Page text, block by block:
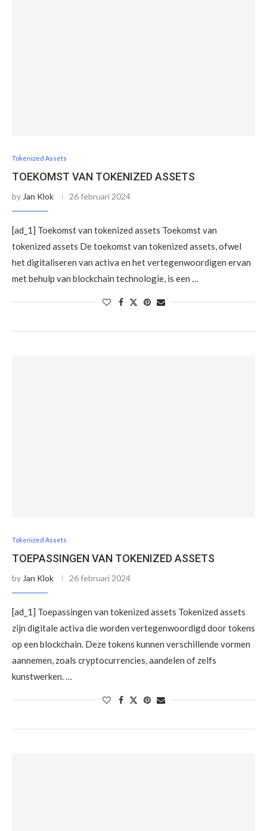
Tokenized Assets
TOEKOMST VAN TOKENIZED ASSETS
by Jan Klok 26 februari 2024
[ad_1] Toekomst van tokenized assets Toekomst van
tokenized assets De toekomst van tokenized assets, ofwel
het digitaliseren van activa en het vertegenwoordigen ervan
met behulp van blockchain technologie, is een …
Tokenized Assets
TOEPASSINGEN VAN TOKENIZED ASSETS
by Jan Klok 26 februari 2024
[ad_1] Toepassingen van tokenized assets Tokenized assets
zijn digitale activa die worden vertegenwoordigd door tokens
op een blockchain. Deze tokens kunnen verschillende vormen
aannemen, zoals cryptocurrencies, aandelen of zelfs
kunstwerken. …